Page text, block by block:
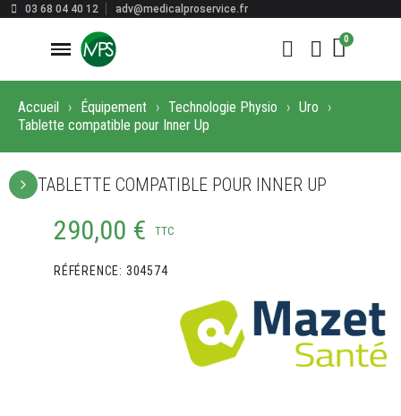
03 68 04 40 12 adv@medicalproservice.fr
Accueil Équipement Technologie Physio
Uro
Tablette compatible pour Inner Up
TABLETTE COMPATIBLE POUR INNER UP
290,00 € TTC
RÉFÉRENCE 304574